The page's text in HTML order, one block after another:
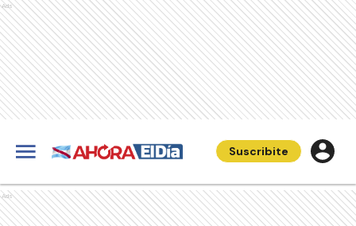
Ads
Suscribite
Ads